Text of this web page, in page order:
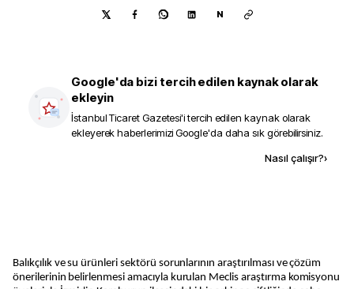
N
Google'da bizi tercih edilen kaynak olarak
ekleyin
İstanbul Ticaret Gazetesi'i tercih edilen kaynak olarak
ekleyerek haberlerimizi Google'da daha sık görebilirsiniz.
Nasıl çalışır?›
Balıkçılık ve su ürünleri sektörü sorunlarının araştırılması ve çözüm
önerilerinin belirlenmesi amacıyla kurulan Meclis araştırma komisyonu